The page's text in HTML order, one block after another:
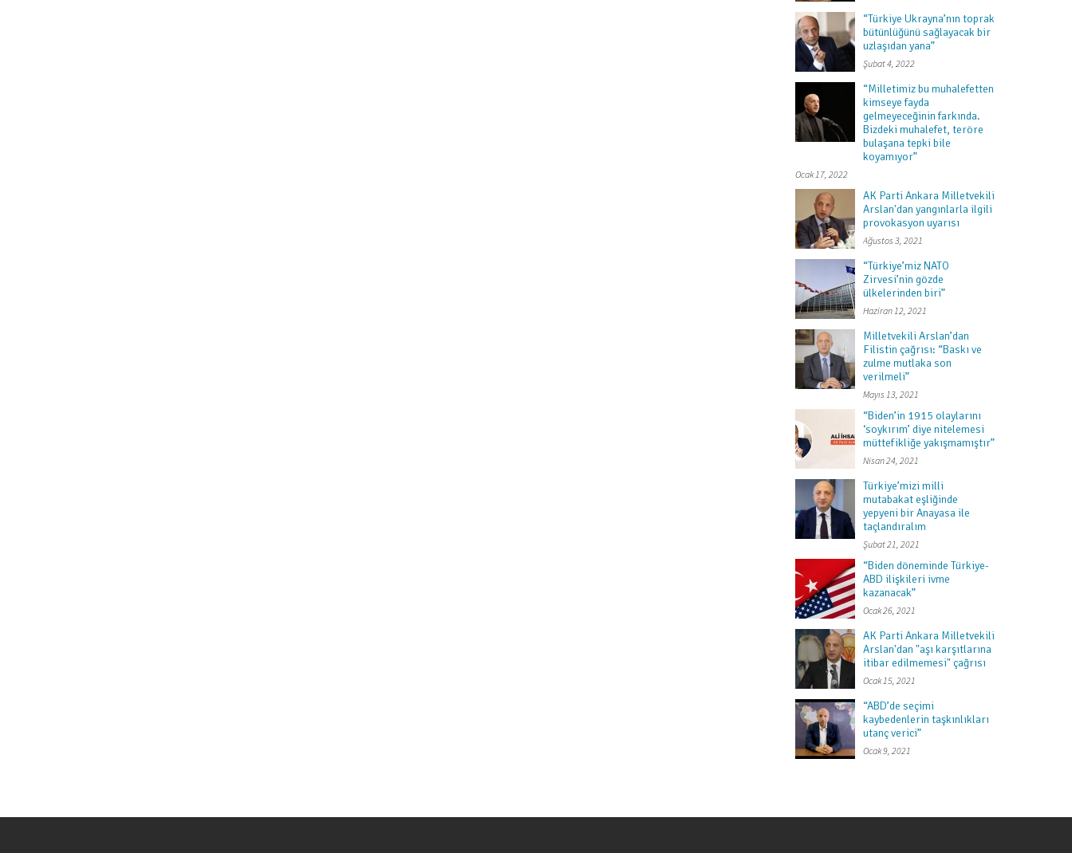
“Türkiye Ukrayna’nın toprak
bütünlüğünü sağlayacak bir
uzlaşıdan yana”
Şubat 4, 2022
“Milletimiz bu muhalefetten
kimseye fayda
gelmeyeceğinin farkında.
Bizdeki muhalefet, teröre
bulaşana tepki bile
koyamıyor”
Ocak 17, 2022
AK Parti Ankara Milletvekili
Arslan'dan yangınlarla ilgili
provokasyon uyarısı
Ağustos 3, 2021
“Türkiye’miz NATO
Zirvesi’nin gözde
ülkelerinden biri”
Haziran 12, 2021
Milletvekili Arslan’dan
Filistin çağrısı: “Baskı ve
zulme mutlaka son
verilmeli”
Mayıs 13, 2021
“Biden’in 1915 olaylarını
‘soykırım’ diye nitelemesi
müttefikliğe yakışmamıştır”
Nisan 24, 2021
Türkiye’mizi milli
mutabakat eşliğinde
yepyeni bir Anayasa ile
taçlandıralım
Şubat 21, 2021
“Biden döneminde Türkiye-
ABD ilişkileri ivme
kazanacak”
Ocak 26, 2021
AK Parti Ankara Milletvekili
Arslan'dan "aşı karşıtlarına
itibar edilmemesi" çağrısı
Ocak 15, 2021
“ABD’de seçimi
kaybedenlerin taşkınlıkları
utanç verici”
Ocak 9, 2021